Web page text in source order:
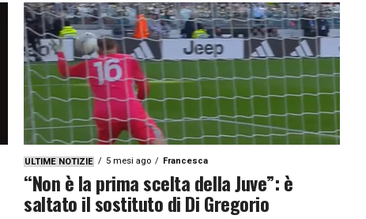
ULTIME NOTIZIE 5 mesi ago Francesca
“Non è la prima scelta della Juve”: è
saltato il sostituto di Di Gregorio